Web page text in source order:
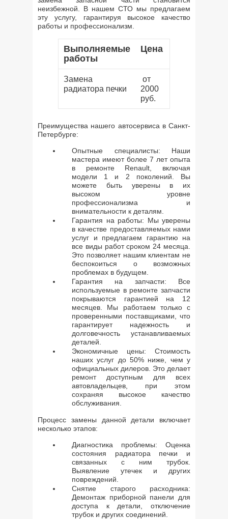
неизбежной. В нашем СТО мы предлагаем
эту услугу, гарантируя высокое качество
работы и профессионализм.
Выполняемые
работы
Цена
Замена
радиатора печки
от
2000
руб.
Преимущества нашего автосервиса в Санкт-
Петербурге:
Опытные специалисты: Наши
мастера имеют более 7 лет опыта
в ремонте Renault, включая
модели 1 и 2 поколений. Вы
можете быть уверены в их
высоком уровне
профессионализма и
внимательности к деталям.
Гарантия на работы: Мы уверены
в качестве предоставляемых нами
услуг и предлагаем гарантию на
все виды работ сроком 24 месяца.
Это позволяет нашим клиентам не
беспокоиться о возможных
проблемах в будущем.
Гарантия на запчасти: Все
используемые в ремонте запчасти
покрываются гарантией на 12
месяцев. Мы работаем только с
проверенными поставщиками, что
гарантирует надежность и
долговечность устанавливаемых
деталей.
Экономичные цены: Стоимость
наших услуг до 50% ниже, чем у
официальных дилеров. Это делает
ремонт доступным для всех
автовладельцев, при этом
сохраняя высокое качество
обслуживания.
Процесс замены данной детали включает
несколько этапов:
Диагностика проблемы: Оценка
состояния радиатора печки и
связанных с ним трубок.
Выявление утечек и других
повреждений.
Снятие старого расходника:
Демонтаж приборной панели для
доступа к детали, отключение
трубок и других соединений.